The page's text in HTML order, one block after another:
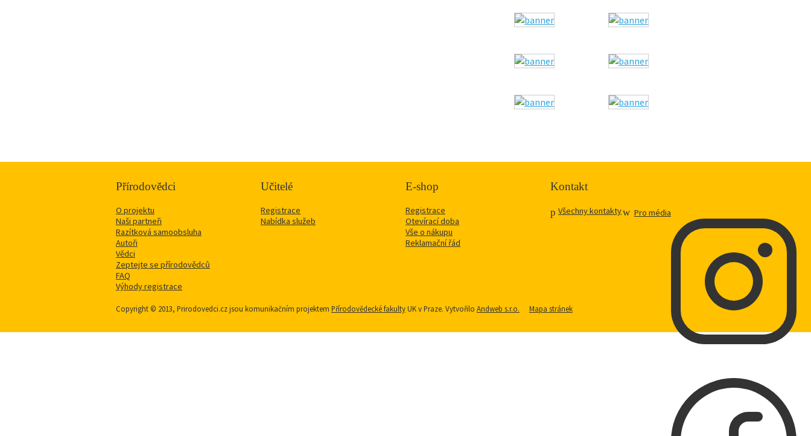
Přírodovědci
O projektu
Naši partneři
Razítková samoobsluha
Autoři
Vědci
Zeptejte se přírodovědců
FAQ
Výhody registrace
Učitelé
Registrace
Nabídka služeb
E-shop
Registrace
Otevírací doba
Vše o nákupu
Reklamační řád
Kontakt
Všechny kontakty Pro média
Copyright © 2013, Prirodovedci.cz jsou komunikačním projektem Přírodovědecké fakultyUK v Praze. Vytvořilo Andweb s.r.o. Mapa stránek